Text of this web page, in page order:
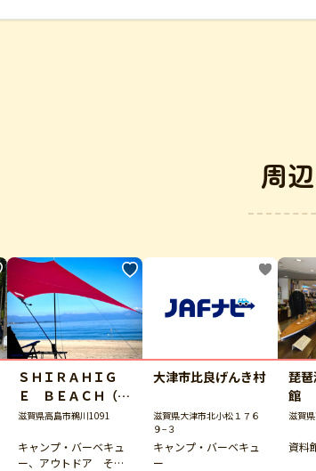
周
ＳＨＩＲＡＨＩＧ
Ｅ ＢＥＡＣＨ（白
ひげビーチ）
滋賀県高島市鵜川1091
キャンプ・バーベキュ
ー、アウトドア その
大津市比良げんき村
滋賀県大津市北小松１７６
９−３
キャンプ・バーベキュ
ー
琵
館
滋賀
資料